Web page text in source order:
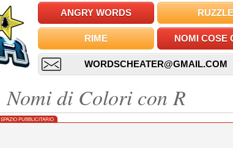
ANGRY WORDS RUZZLE
RIME NOMI COSE
WORDSCHEATER@GMAIL.COM
Nomi di Colori con R
SPAZIO PUBBLICITARIO